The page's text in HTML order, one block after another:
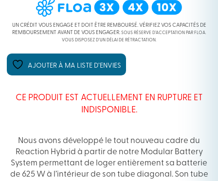
UN CRÉDIT VOUS ENGAGE ET DOIT ÊTRE REMBOURSÉ. VÉRIFIEZ VOS CAPACITÉS DE
REMBOURSEMENT AVANT DE VOUS ENGAGER. SOUS RÉSERVE D’ACCEPTATION PAR FLOA.
VOUS DISPOSEZ D’UN DÉLAI DE RÉTRACTATION.
AJOUTER À MA LISTE D’ENVIES
CE PRODUIT EST ACTUELLEMENT EN RUPTURE ET
INDISPONIBLE.
Nous avons développé le tout nouveau cadre du
Reaction Hybrid à partir de notre Modular Battery
System permettant de loger entièrement sa batterie
de 625 W à l’intérieur de son tube diagonal. Son tube